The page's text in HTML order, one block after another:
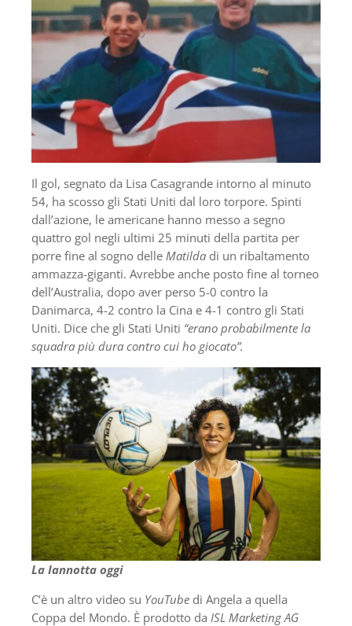
Il gol, segnato da Lisa Casagrande intorno al minuto
54, ha scosso gli Stati Uniti dal loro torpore. Spinti
dall’azione, le americane hanno messo a segno
quattro gol negli ultimi 25 minuti della partita per
porre fine al sogno delle Matilda di un ribaltamento
ammazza-giganti. Avrebbe anche posto fine al torneo
dell’Australia, dopo aver perso 5-0 contro la
Danimarca, 4-2 contro la Cina e 4-1 contro gli Stati
Uniti. Dice che gli Stati Uniti “erano probabilmente la
squadra più dura contro cui ho giocato”.
La Iannotta oggi
C’è un altro video su YouTube di Angela a quella
Coppa del Mondo. È prodotto da ISL Marketing AG